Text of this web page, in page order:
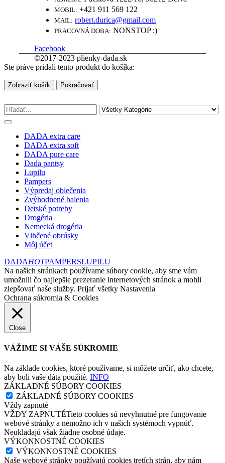
MOBIL: +421 911 569 122
MAIL: robert.durica@gmail.com
PRACOVNÁ DOBA: NONSTOP :)
Facebook
©2017-2023 plienky-dada.sk
Ste práve pridali tento produkt do košíka:
Zobraziť košík Pokračovať
DADA extra care
DADA extra soft
DADA pure care
Dada pantsy
Lupilu
Pampers
Výpredaj oblečenia
Zvýhodnené balenia
Detské potreby
Drogéria
Nemecká drogéria
Vlhčené obrúsky
Môj účet
DADAHOTPAMPERSLUPILU
Na našich stránkach používame súbory cookie, aby sme vám
umožnili čo najlepšie prezeranie internetových stránok a mohli
zlepšovať naše služby. Prijať všetky Nastavenia
Ochrana súkromia & Cookies
Close
VÁŽIME SI VÁŠE SÚKROMIE
Na základe cookies, ktoré používame, si môžete určiť, ako chcete,
aby boli vaše dáta použité. INFO
ZÁKLADNÉ SÚBORY COOKIES
ZÁKLADNÉ SÚBORY COOKIES
Vždy zapnuté
VŽDY ZAPNUTÉTieto cookies sú nevyhnutné pre fungovanie
webové stránky a nemožno ich v našich systémoch vypnúť.
Neukladajú však žiadne osobné údaje.
VÝKONNOSTNÉ COOKIES
VÝKONNOSTNÉ COOKIES
Naše webové stránky používajú cookies tretích strán, aby nám